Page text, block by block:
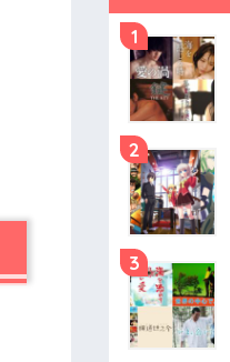
1
2
3